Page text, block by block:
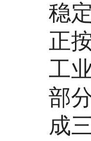
稳
正
工
部
成